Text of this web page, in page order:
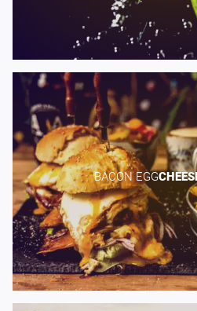
BACON EGG​